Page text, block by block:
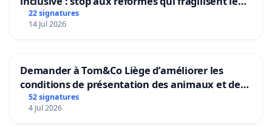
primaire
22 signatures
14 Jul 2026
Demander à Tom&Co Liège d’améliorer les
conditions de présentation des animaux et de
mettre fin à la vente d’animaux en magasin
52 signatures
4 Jul 2026